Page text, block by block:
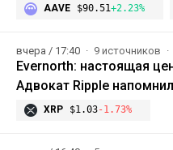
AAVE $90.51+2.23%
вчера / 17:40 9 источников
Evernorth: настоящая
Адвокат Ripple
XRP $1.03-1.73%